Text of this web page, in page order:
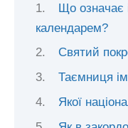
Що означає
календарем?
Святий
Таємниця
Якої